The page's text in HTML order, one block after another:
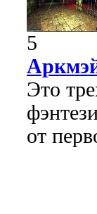
5
Это
от